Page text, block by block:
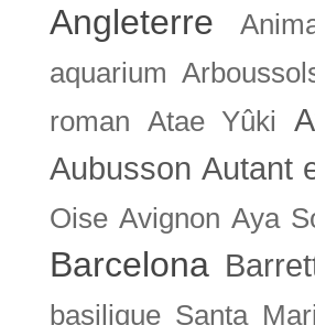
Angleterre
aquarium
roman Atae Yûki
Aubusson Autant
Oise Avignon Aya
Barcelona
basilique Santa